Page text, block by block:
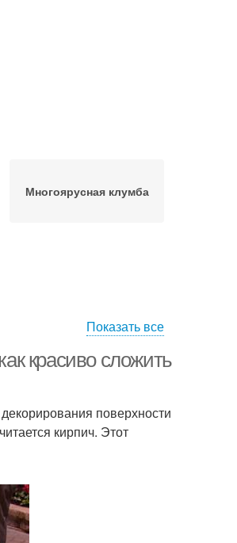
Многоярусная клумба
Показать все
красиво сложить
поверхности
кирпич. Этот